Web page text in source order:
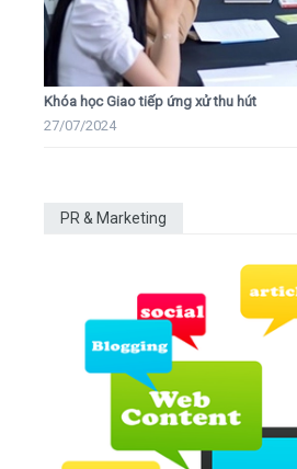
Khóa học Giao tiếp ứng xử thu hút
27/07/2024
PR & Marketing